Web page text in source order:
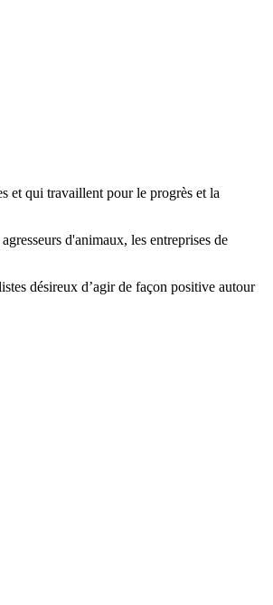
et qui travaillent pour le progrès et la
d'animaux, les entreprises de
désireux d’agir de façon positive autour